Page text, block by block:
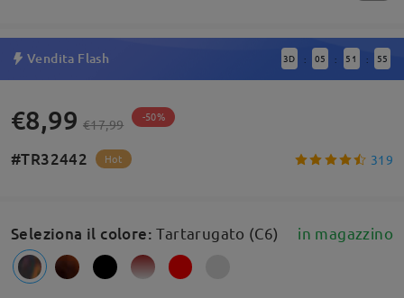
Vendita Flash 3D : 05 : 51 : 55
€8,99 €17,99 -50%
#TR32442 Hot 319
Seleziona il colore:Tartarugato (C6) in magazzino